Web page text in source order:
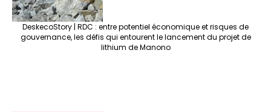
DeskecoStory | RDC : entre potentiel économique et risques de
gouvernance, les défis qui entourent le lancement du projet de
lithium de Manono